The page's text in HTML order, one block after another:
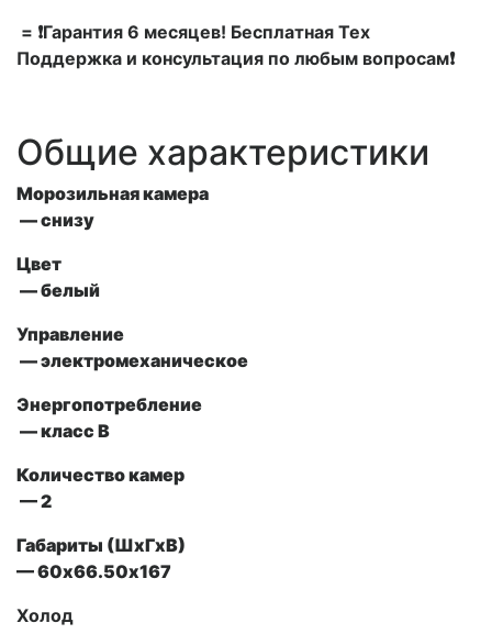
= ❗Гарантия 6 месяцев! Бесплатная Тех
Поддержка и консультация по любым вопросам❗
Общие характеристики
Морозильная камера
— снизу
Цвет
— белый
Управление
— электромеханическое
Энергопотребление
— класс В
Количество камер
— 2
Габариты (ШxГxВ)
— 60х66.50х167
Холод